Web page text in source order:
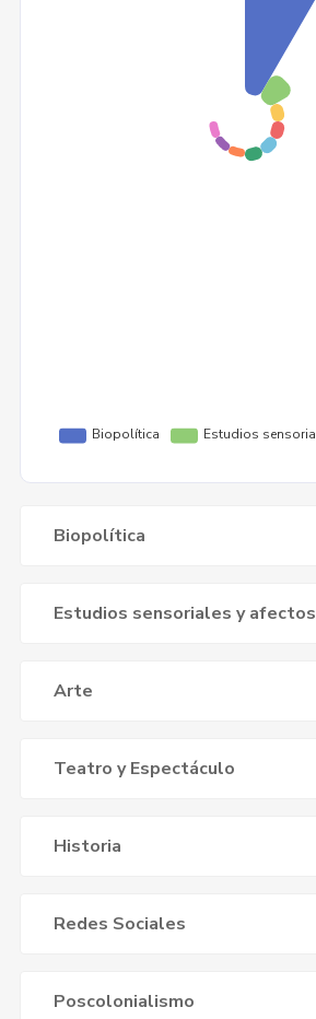
Biopolítica
Estudios sensoriales y afectos
Arte
Teatro y Espectáculo
Historia
Redes Sociales
Poscolonialismo